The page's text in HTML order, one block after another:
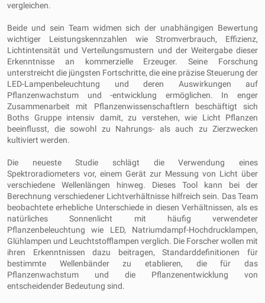
vergleichen.
Beide und sein Team widmen sich der unabhängigen Bewertung
wichtiger Leistungskennzahlen wie Stromverbrauch, Effizienz,
Lichtintensität und Verteilungsmustern und der Weitergabe dieser
Erkenntnisse an kommerzielle Erzeuger. Seine Forschung
unterstreicht die jüngsten Fortschritte, die eine präzise Steuerung der
LED-Lampenbeleuchtung und deren Auswirkungen auf
Pflanzenwachstum und -entwicklung ermöglichen. In enger
Zusammenarbeit mit Pflanzenwissenschaftlern beschäftigt sich
Boths Gruppe intensiv damit, zu verstehen, wie Licht Pflanzen
beeinflusst, die sowohl zu Nahrungs- als auch zu Zierzwecken
kultiviert werden.
Die neueste Studie schlägt die Verwendung eines
Spektroradiometers vor, einem Gerät zur Messung von Licht über
verschiedene Wellenlängen hinweg. Dieses Tool kann bei der
Berechnung verschiedener Lichtverhältnisse hilfreich sein. Das Team
beobachtete erhebliche Unterschiede in diesen Verhältnissen, als es
natürliches Sonnenlicht mit häufig verwendeter
Pflanzenbeleuchtung wie LED, Natriumdampf-Hochdrucklampen,
Glühlampen und Leuchtstofflampen verglich. Die Forscher wollen mit
ihren Erkenntnissen dazu beitragen, Standarddefinitionen für
bestimmte Wellenbänder zu etablieren, die für das
Pflanzenwachstum und die Pflanzenentwicklung von
entscheidender Bedeutung sind.